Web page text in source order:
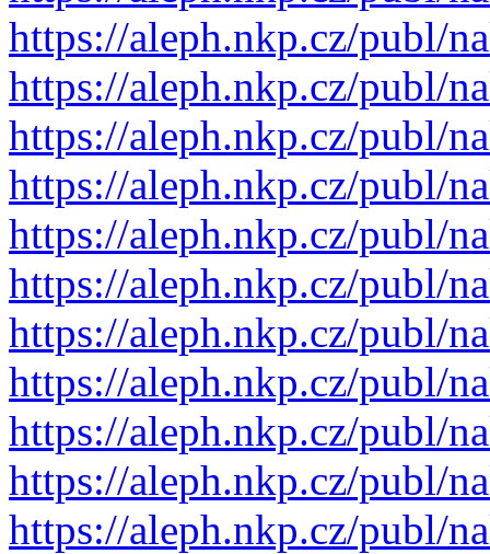
https://aleph.nkp.cz/publ/
https://aleph.nkp.cz/publ/
https://aleph.nkp.cz/publ/
https://aleph.nkp.cz/publ/
https://aleph.nkp.cz/publ/
https://aleph.nkp.cz/publ/
https://aleph.nkp.cz/publ/
https://aleph.nkp.cz/publ/
https://aleph.nkp.cz/publ/
https://aleph.nkp.cz/publ/
https://aleph.nkp.cz/publ/